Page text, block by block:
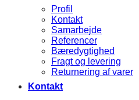
Profil
Kontakt
Samarbejde
Referencer
Bæredygtighed
Fragt og levering
Returnering af varer
Kontakt